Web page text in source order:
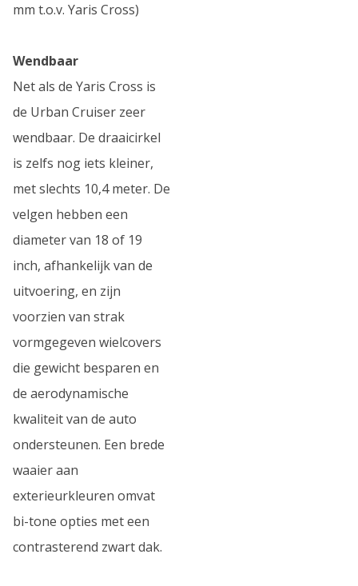
mm t.o.v. Yaris Cross)
Wendbaar
Net als de Yaris Cross is
de Urban Cruiser zeer
wendbaar. De draaicirkel
is zelfs nog iets kleiner,
met slechts 10,4 meter. De
velgen hebben een
diameter van 18 of 19
inch, afhankelijk van de
uitvoering, en zijn
voorzien van strak
vormgegeven wielcovers
die gewicht besparen en
de aerodynamische
kwaliteit van de auto
ondersteunen. Een brede
waaier aan
exterieurkleuren omvat
bi-tone opties met een
contrasterend zwart dak.